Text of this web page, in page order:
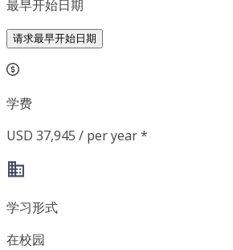
最早开始日期
请求最早开始日期
学费
USD 37,945 / per year *
学习形式
在校园